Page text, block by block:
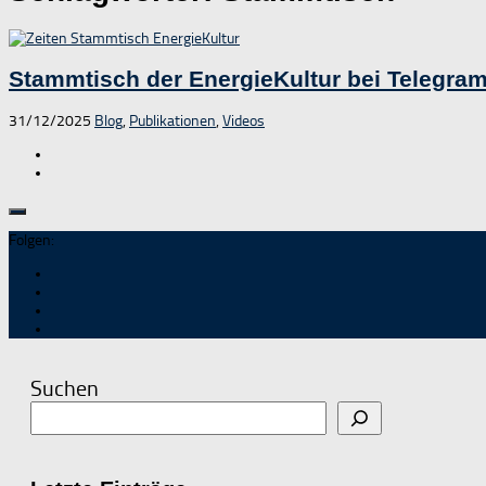
Stammtisch der EnergieKultur bei
31/12/2025 Blog, Publikationen,Videos
Folgen:
Suchen